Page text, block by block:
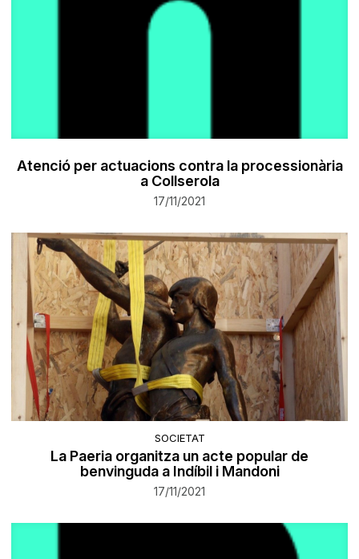
Atenció per actuacions contra la processionària
a Collserola
17/11/2021
SOCIETAT
La Paeria organitza un acte popular de
benvinguda a Indíbil i Mandoni
17/11/2021